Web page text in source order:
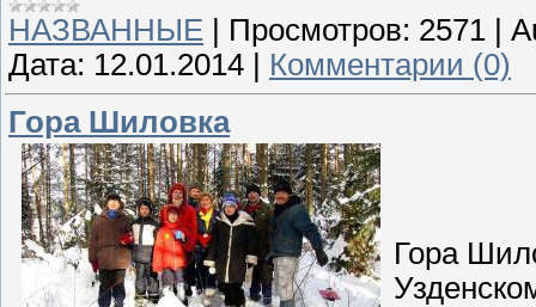
НАЗВАННЫЕ
Просмотров: 2571
Дата: 12.01.2014
Комментарии (0)
Гора Шиловка
Гора